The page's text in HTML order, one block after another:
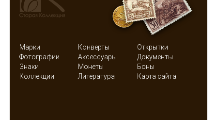
Марки Конверты
Открытки
Фотографии
Аксессуары
Документы
Знаки
Монеты
Боны
Коллекции
Литература Карта сайта